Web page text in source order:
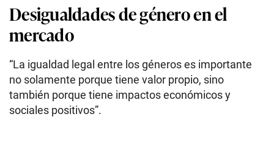
Desigualdades de género en el
mercado
“La igualdad legal entre los géneros es importante
no solamente porque tiene valor propio, sino
también porque tiene impactos económicos y
sociales positivos”.